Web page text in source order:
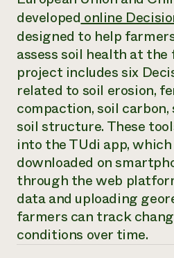
Informes anuales y financieros
Historias de impacto
Informe de
impacto 2024
LEER EL INFORME
Latinos en la agricultura
Sistemas alimentarios
Agricultura urbana
Las mujeres en la agricultura
Evento anual de reciclaje de
Programa de descuentos de
Servicios energéticos
Servicios energéticos
LIHEAP
Centro de intercambio de
Blog
Podcasts
Publicaciones
Cursos cortos
Vídeos
Oportunidades de financiación
Noticias
Internship Hub
Asociaciones empresariales
Donar
Donaciones planificadas
Consultas de los medios de
Todos
contribuyen a la
resiliencia de la
comunidad.
DONAR AHORA
developedonline
designed to help
assess soil health at the
project includes six
related to soil erosion,
compaction, soil carbon,
soil structure. These
into the TUdi app, which
downloaded on
through the web
data and uploading
farmers can track
conditions over time.